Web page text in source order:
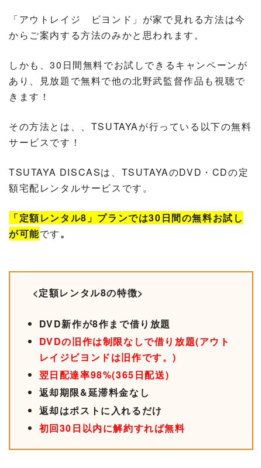
「アウトレイジ ビヨンド」が家で見れる方法は今
からご案内する方法のみかと思われます。
しかも、30日間無料でお試しできるキャンペーンが
あり、見放題で無料で他の北野武監督作品も視聴で
きます！
その方法とは、、TSUTAYAが行っている以下の無料
サービスです！
TSUTAYA DISCASは、TSUTAYAのDVD・CDの定
額宅配レンタルサービスです。
「定額レンタル8」プランでは30日間の無料お試し
が可能です。
<定額レンタル8の特徴>
DVD新作が8作まで借り放題
DVDの旧作は制限なしで借り放題(アウト
レイジビヨンドは旧作です。)
翌日配達率98%(365日配送)
返却期限&延滞料金なし
返却はポストに入れるだけ
初回30日以内に解約すれば無料